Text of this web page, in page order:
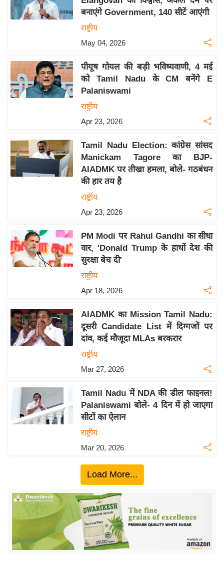
के
ट
L
2
0
2
इ
म
ई
मि
सा
ल
सा
ल
श
इं
ज
ग
ऑ
बनाएंगे Government, 140 सीटें आएंगी
राष्ट्रीय
May 04, 2026
पीयूष गोयल की बड़ी भविष्यवाणी, 4 मई
को Tamil Nadu के CM बनेंगे E
Palaniswami
राष्ट्रीय
Apr 23, 2026
Tamil Nadu Election: कांग्रेस सांसद
Manickam Tagore का BJP-
AIADMK पर तीखा हमला, बोले- गठबंधन
की हार तय है
राष्ट्रीय
Apr 23, 2026
PM Modi पर Rahul Gandhi का सीधा
वार, 'Donald Trump के हाथों देश की
सुरक्षा बेच दी'
राष्ट्रीय
Apr 18, 2026
AIADMK का Mission Tamil Nadu:
दूसरी Candidate List में दिग्गजों पर
दांव, कई मौजूदा MLAs बरकरार
राष्ट्रीय
Mar 27, 2026
Tamil Nadu में NDA की डील फाइनल!
Palaniswami बोले- 4 दिन में हो जाएगा
सीटों का ऐलान
राष्ट्रीय
Mar 20, 2026
Load More...